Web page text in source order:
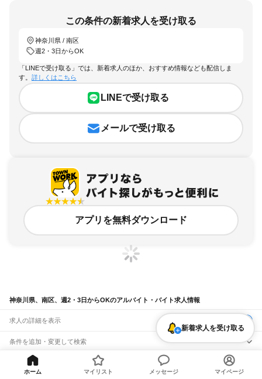
この条件の新着求人を受け取る
神奈川県 / 南区
週2・3日からOK
「LINEで受け取る」では、新着求人のほか、おすすめ情報なども配信しま
す。 詳しくはこちら
LINEで受け取る
メールで受け取る
アプリを無料ダウンロード
神奈川県、南区、週2・3日からOKのアルバイト・バイト求人情報
求人の詳細を表示
条件を追加・変更して検索
市区町村を追加・変更
神奈川県
関連キーワード
完全在宅ワーク 全国 シール貼り 在宅 現在地周辺ガチャガチャ 犬カフェ
新着求人を受け取る
ホーム マイリスト メッセージ マイページ